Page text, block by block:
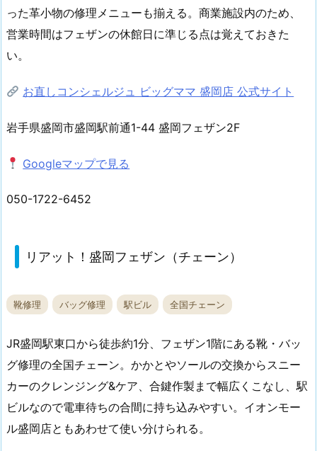
った革小物の修理メニューも揃える。商業施設内のため、
営業時間はフェザンの休館日に準じる点は覚えておきた
い。
お直しコンシェルジュ ビッグママ 盛岡店 公式サイト
岩手県盛岡市盛岡駅前通1-44 盛岡フェザン2F
Googleマップで見る
050-1722-6452
リアット！盛岡フェザン（チェーン）
靴修理 バッグ修理 駅ビル 全国チェーン
JR盛岡駅東口から徒歩約1分、フェザン1階にある靴・バッ
グ修理の全国チェーン。かかとやソールの交換からスニー
カーのクレンジング&ケア、合鍵作製まで幅広くこなし、駅
ビルなので電車待ちの合間に持ち込みやすい。イオンモー
ル盛岡店ともあわせて使い分けられる。